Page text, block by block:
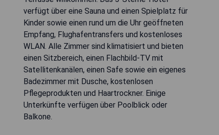
verfügt über eine Sauna und einen Spielplatz für
Kinder sowie einen rund um die Uhr geöffneten
Empfang, Flughafentransfers und kostenloses
WLAN. Alle Zimmer sind klimatisiert und bieten
einen Sitzbereich, einen Flachbild-TV mit
Satellitenkanälen, einen Safe sowie ein eigenes
Badezimmer mit Dusche, kostenlosen
Pflegeprodukten und Haartrockner. Einige
Unterkünfte verfügen über Poolblick oder
Balkone.